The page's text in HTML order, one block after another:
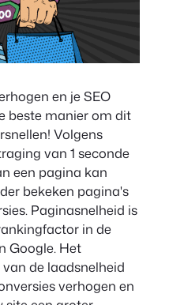
en je SEO
beste manier om dit
Volgens
van 1 seconde
een pagina kan
bekeken pagina's
Paginasnelheid is
in de
Google. Het
de laadsnelheid
verhogen en